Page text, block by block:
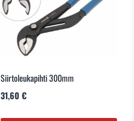
Siirtoleukapihti 300mm
31,60 €